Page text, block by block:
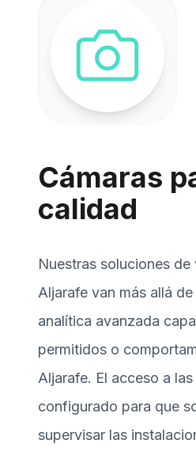
Cámaras
calidad
Nuestras soluciones
Aljarafe van más allá
analítica avanzada
permitidos o
Aljarafe. El acceso a
configurado para que
supervisar las